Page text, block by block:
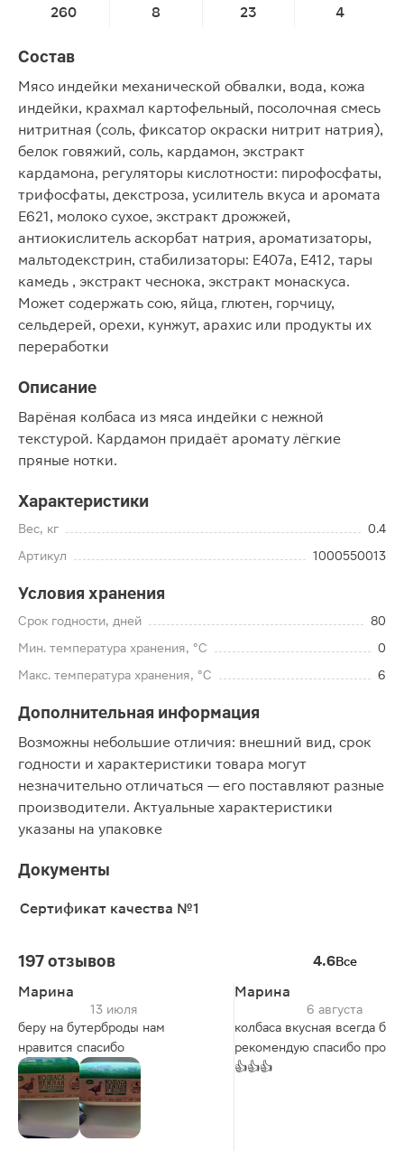
260 8 23 4
Состав
Мясо индейки механической обвалки, вода, кожа
индейки, крахмал картофельный, посолочная смесь
нитритная (соль, фиксатор окраски нитрит натрия),
белок говяжий, соль, кардамон, экстракт
кардамона, регуляторы кислотности: пирофосфаты,
трифосфаты, декстроза, усилитель вкуса и аромата
Е621, молоко сухое, экстракт дрожжей,
антиокислитель аскорбат натрия, ароматизаторы,
мальтодекстрин, стабилизаторы: Е407а, Е412, тары
камедь , экстракт чеснока, экстракт монаскуса.
Может содержать сою, яйца, глютен, горчицу,
сельдерей, орехи, кунжут, арахис или продукты их
переработки
Описание
Варёная колбаса из мяса индейки с нежной
текстурой. Кардамон придаёт аромату лёгкие
пряные нотки.
Характеристики
Вес, кг
0.4
Артикул
1000550013
Условия хранения
Срок годности, дней
80
Мин. температура хранения, °C
0
Макс. температура хранения, °C
6
Дополнительная информация
Возможны небольшие отличия: внешний вид, срок
годности и характеристики товара могут
незначительно отличаться — его поставляют разные
производители. Актуальные характеристики
указаны на упаковке
Документы
Сертификат качества №1
197 отзывов 4.6Все
Марина
13 июля
беру на бутерброды нам
нравится спасибо
Марина
6 августа
колбаса вкусная всегда
рекомендую спасибо
👍👍👍